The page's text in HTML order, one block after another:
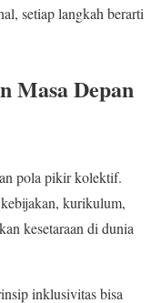
setiap langkah berarti
Masa Depan
pola pikir kolektif.
kurikulum,
kesetaraan di dunia
inklusivitas bisa